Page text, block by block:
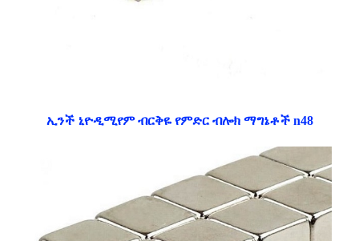
ኢንች ኒዮዲሚየም ብርቅዬ የምድር ብሎክ ማግኔቶች n48